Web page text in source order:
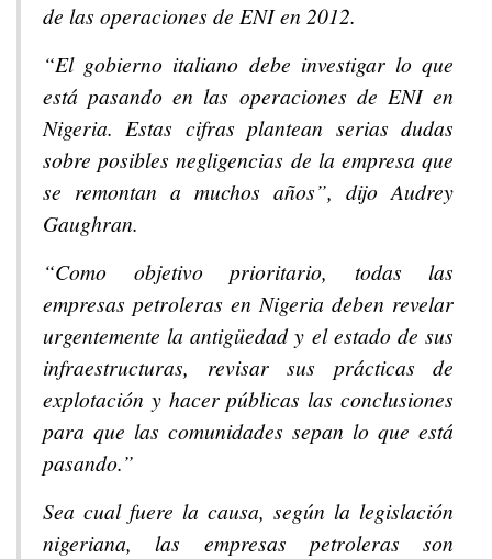
de las operaciones de ENI en 2012.
“El gobierno italiano debe investigar lo que
está pasando en las operaciones de ENI en
Nigeria. Estas cifras plantean serias dudas
sobre posibles negligencias de la empresa que
se remontan a muchos años”, dijo Audrey
Gaughran.
“Como objetivo prioritario, todas las
empresas petroleras en Nigeria deben revelar
urgentemente la antigüedad y el estado de sus
infraestructuras, revisar sus prácticas de
explotación y hacer públicas las conclusiones
para que las comunidades sepan lo que está
pasando.”
Sea cual fuere la causa, según la legislación
nigeriana, las empresas petroleras son